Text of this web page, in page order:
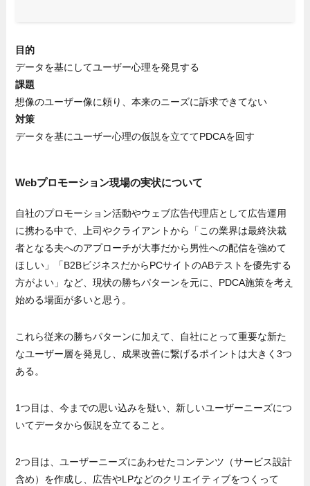
目的
データを基にしてユーザー心理を発見する
課題
想像のユーザー像に頼り、本来のニーズに訴求できてない
対策
データを基にユーザー心理の仮説を立ててPDCAを回す
Webプロモーション現場の実状について
自社のプロモーション活動やウェブ広告代理店として広告運用
に携わる中で、上司やクライアントから「この業界は最終決裁
者となる夫へのアプローチが大事だから男性への配信を強めて
ほしい」「B2BビジネスだからPCサイトのABテストを優先する
方がよい」など、現状の勝ちパターンを元に、PDCA施策を考え
始める場面が多いと思う。
これら従来の勝ちパターンに加えて、自社にとって重要な新た
なユーザー層を発見し、成果改善に繋げるポイントは大きく3つ
ある。
1つ目は、今までの思い込みを疑い、新しいユーザーニーズにつ
いてデータから仮説を立てること。
2つ目は、ユーザーニーズにあわせたコンテンツ（サービス設計
含め）を作成し、広告やLPなどのクリエイティブをつくって